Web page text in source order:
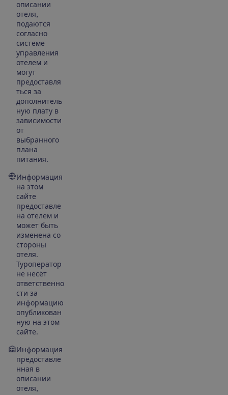
описании
отеля,
подаются
согласно
системе
управления
отелем и
могут
предоставля
ться за
дополнитель
ную плату в
зависимости
от
выбранного
плана
питания.
Информация
на этом
сайте
предоставле
на отелем и
может быть
изменена со
стороны
отеля.
Туроператор
не несёт
ответственно
сти за
информацию
опубликован
ную на этом
сайте.
Информация
предоставле
нная в
описании
отеля,